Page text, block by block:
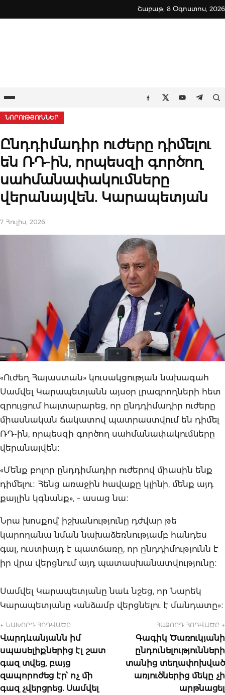
to
Շաբաթ, 8 Օգոստոս, 2026
Ընտրացանկ Facebook
TwitterYoutube
ՆՈՐՈՒԹՅՈՒՆՆԵՐ
Ընդդիմադիր ուժերը դիմելու
են ՌԴ-ին, որպեսզի գործող
սահմանափակումները
վերանայվեն. Կարապետյան
7 Հուլիս, 2026
«Ուժեղ Հայաստան» կուսակցության նախագահ
Սամվել Կարապետյանն այսօր լրագրողների հետ
զրույցում հայտարարեց, որ ընդդիմադիր ուժերը
միասնական ճակատով պատրաստվում են դիմել
ՌԴ-ին, որպեսզի գործող սահմանափակումները
վերանայվեն։
«Մենք բոլոր ընդդիմադիր ուժերով միասին ենք
դիմելու։ Հենց առաջին հավաքը կլինի, մենք այդ
քայլին կգնանք», – ասաց նա։
Նրա խոսքով՝ իշխանությունը դժվար թե
կարողանա նման նախաձեռնությամբ հանդես
գալ, ուստիայդ է պատճառը, որ ընդդիմությունն է
իր վրա վերցնում այդ պատասխանատվությունը։
Սամվել Կարապետյանը նաև նշեց, որ Նարեկ
Կարապետյանը «անձամբ վերցնելու է մանդատը»։
← ՆԱԽՈՐԴ ՀՈԴՎԱԾԸ
Վարդևանյանն իմ
սպասելիքներից էլ շատ
գազ տվեց, բայց
զապորոժեց էր՝ ոչ մի
գազ չվերցրեց. Սամվել
ՀԱՋՈՐԴ ՀՈԴՎԱԾԸ →
Գագիկ Ծառուկյանի
ընդունելությունների
տանից տեղափոխված
առյուծներից մեկը չի
արթնացել